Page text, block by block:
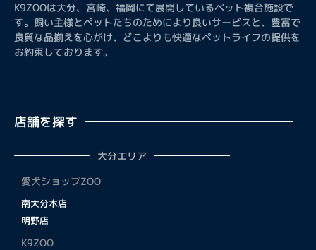
K9ZOOは大分、宮崎、福岡にて展開しているペット複合施設で
す。飼い主様とペットたちのためにより良いサービスと、豊富で
良質な品揃えを心がけ、どこよりも快適なペットライフの提供を
お約束しております。
店舗を探す
大分エリア
愛犬ショップZOO
南大分本店
明野店
K9ZOO